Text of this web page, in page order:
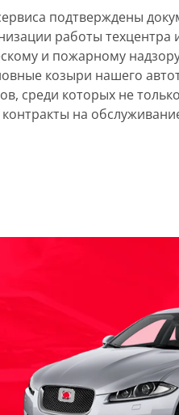
подтверждены
работы техцентра
и пожарному
козыри нашего
среди которых не
на